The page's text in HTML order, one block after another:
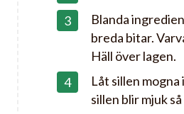
Blanda
breda bitar.
Häll över lagen.
Låt sillen mogna
sillen blir mjuk